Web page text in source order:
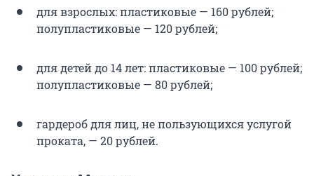
для взрослых: пластиковые — 160 рублей;
полупластиковые — 120 рублей;
для детей до 14 лет: пластиковые — 100 рублей;
полупластиковые — 80 рублей;
гардероб для лиц, не пользующихся услугой
проката, — 20 рублей.